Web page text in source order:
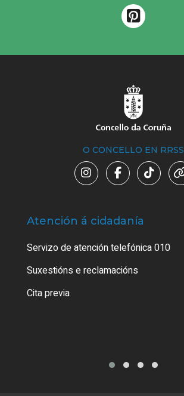
O CONCELLO EN RRSS
Atención á cidadanía
Servizo de atención telefónica 010
Suxestións e reclamacións
Cita previa